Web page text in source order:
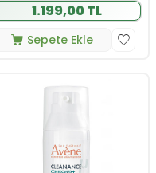
1.199,00 TL
Sepete Ekle